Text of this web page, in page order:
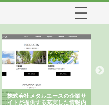
スの企業サ
した情報内
株式会社ＣＳＡの事業内
みを徹底解説